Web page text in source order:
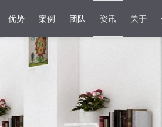
优势 案例 团队 资讯 关于